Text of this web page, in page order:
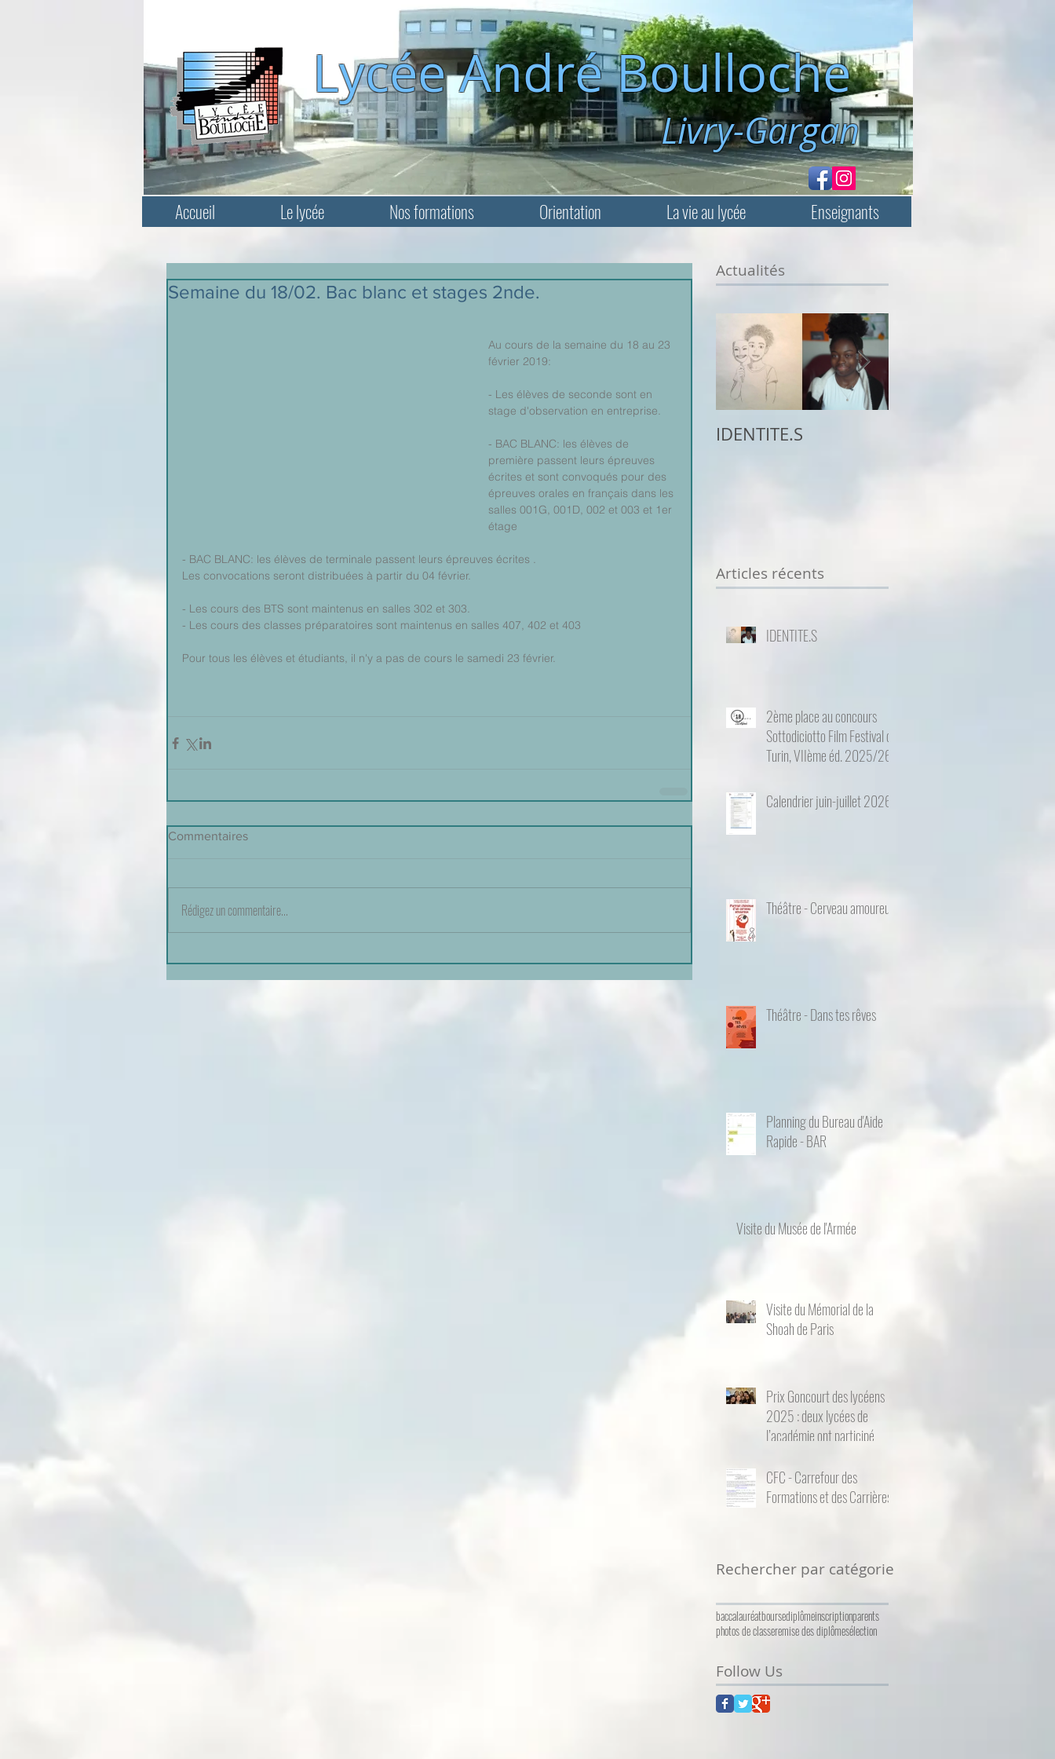
Lycée André Boulloche
Livry-Gargan
Accueil Le lycée Nos formations Orientation La vie au lycée Enseignants
Semaine du 18/02. Bac blanc et stages 2nde.
Au cours de la semaine du 18 au 23
février 2019:
- Les élèves de seconde sont en
stage d'observation en entreprise.
- BAC BLANC: les élèves de
première passent leurs épreuves
écrites et sont convoqués pour des
épreuves orales en français dans les
salles 001G, 001D, 002 et 003 et 1er
étage
- BAC BLANC: les élèves de terminale passent leurs épreuves écrites .
Les convocations seront distribuées à partir du 04 février.
- Les cours des BTS sont maintenus en salles 302 et 303.
- Les cours des classes préparatoires sont maintenus en salles 407, 402 et 403
Pour tous les élèves et étudiants, il n'y a pas de cours le samedi 23 février.
Commentaires
Rédigez un commentaire...
Actualités
IDENTITE.S
Articles récents
IDENTITE.S
2ème place au concours
Sottodiciotto Film Festival de
Turin, VIIème éd. 2025/26
Calendrier juin-juillet 2026
Théâtre - Cerveau amoureux
Théâtre - Dans tes rêves
Planning du Bureau d'Aide
Rapide - BAR
Visite du Musée de l'Armée
Visite du Mémorial de la
Shoah de Paris
Prix Goncourt des lycéens
2025 : deux lycées de
l’académie ont participé
CFC - Carrefour des
Formations et des Carrières
Rechercher par catégorie
baccalauréatboursediplômeinscriptionparents
photos de classeremise des diplômesélection
Follow Us